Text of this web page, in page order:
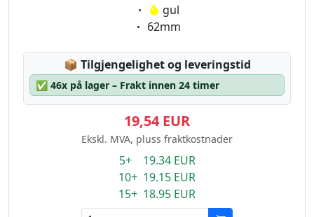
Eigenschaft:
gul
Eigenschaft:
62mm
📦 Lagerstatus:
Tilgjengelighet og leveringstid
✅ 46x på lager – Frakt innen 24 timer
19,54 EUR
Ekskl. MVA, pluss fraktkostnader
5+ 19.34 EUR
10+ 19.15 EUR
15+ 18.95 EUR